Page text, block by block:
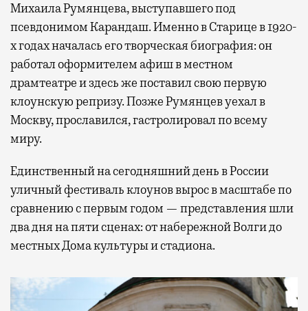
Михаила Румянцева, выступавшего под
псевдонимом Карандаш. Именно в Старице в 1920-
х годах началась его творческая биография: он
работал оформителем афиш в местном
драмтеатре и здесь же поставил свою первую
клоунскую репризу. Позже Румянцев уехал в
Москву, прославился, гастролировал по всему
миру.
Единственный на сегодняшний день в России
уличный фестиваль клоунов вырос в масштабе по
сравнению с первым годом — представления шли
два дня на пяти сценах: от набережной Волги до
местных Дома культуры и стадиона.